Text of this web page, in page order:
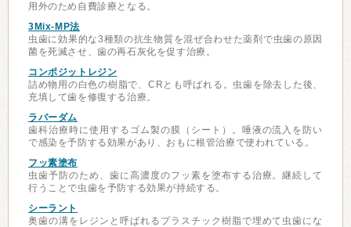
用外のため自費診療となる。
3Mix-MP法
虫歯に効果的な3種類の抗生物質を混ぜ合わせた薬剤で虫歯の原因
菌を死滅させ、歯の再石灰化を促す治療。
コンポジットレジン
詰め物用の白色の樹脂で、CRとも呼ばれる。虫歯を除去した後、
充填して歯を修復する治療。
ラバーダム
歯科治療時に使用するゴム製の膜（シート）。唾液の流入を防い
で感染を予防する効果があり、おもに根管治療で使われている。
フッ素塗布
虫歯予防のため、歯に高濃度のフッ素を塗布する治療。継続して
行うことで虫歯を予防する効果が持続する。
シーラント
奥歯の溝をレジンと呼ばれるプラスチック樹脂で埋めて虫歯にな